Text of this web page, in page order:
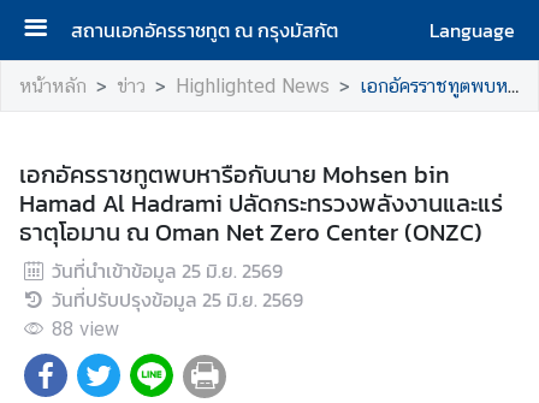
สถานเอกอัครราชทูต ณ กรุงมัสกัต
Language
ห
แ
ร
ก
H
o
m
e
หน้าหลัก ข่าว Highlighted News เอกอัครราชทูตพบหารือกับนาย Mohsen bin Hamad Al Hadrami ปลัดกระทรวงพลังงานและแร่ธาตุโอมาน ณ Oman Net Zero Center (ONZC)
เอกอัครราชทูตพบหารือกับนาย Mohsen bin
Hamad Al Hadrami ปลัดกระทรวงพลังงานและแร่
ธาตุโอมาน ณ Oman Net Zero Center (ONZC)
วันที่นำเข้าข้อมูล 25 มิ.ย. 2569
วันที่ปรับปรุงข้อมูล 25 มิ.ย. 2569
88 view